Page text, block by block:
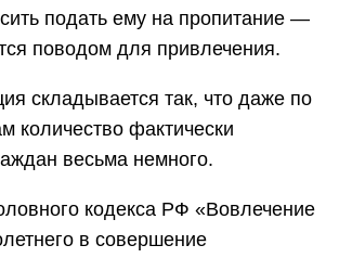
подать ему на пропитание —
поводом для привлечения.
складывается так, что даже по
количество фактически
весьма немного.
кодекса РФ «Вовлечение
в совершение